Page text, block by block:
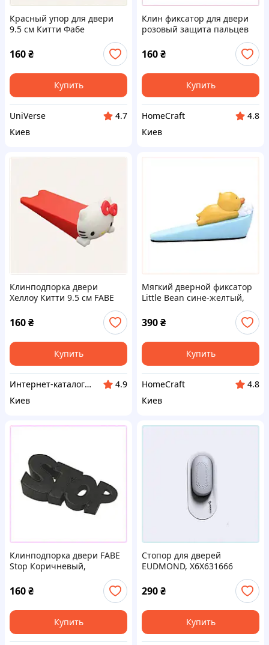
Красный упор для двери
9.5 см Китти Фабе
160₴
Купить
UniVerse
4.7
Киев
Клин фиксатор для двери
розовый защита пальцев
160₴
Купить
HomeCraft
4.8
Киев
Клинподпорка двери
Хеллоу Китти 9.5 см FABE
160₴
Купить
Инт​е​​рн​ет-кат​алог ск​​идок "KIEVSALES.COM"
4.9
Киев
Мягкий дверной фиксатор
Little Bean сине-желтый,
390₴
Купить
HomeCraft
4.8
Киев
Клинподпорка двери FABE
Stop Коричневый,
160₴
Купить
Стопор для дверей
EUDMOND, X6X631666
290₴
Купить